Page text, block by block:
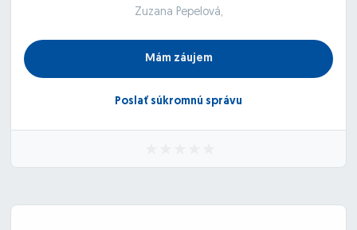
Zuzana Pepelová,
Mám záujem
Poslať súkromnú správu